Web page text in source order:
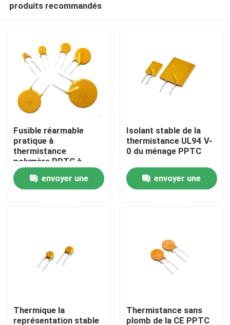
À la maison
À propos de nous
produits recommandés
Fusible réarmable
pratique à
thermistance
polymère PPTC à
haute molécule
envoyer une
Isolant stable de la
thermistance UL94 V-
0 du ménage PPTC
envoyer une
Thermique la
représentation stable
Thermistance sans
plomb de la CE PPTC